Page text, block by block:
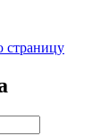
страницу